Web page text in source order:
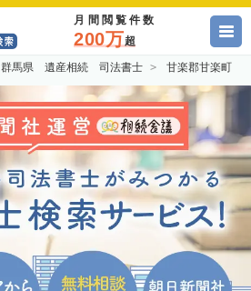
月間閲覧件数
200万超
群馬県 遺産相続 司法書士 甘楽郡甘楽町